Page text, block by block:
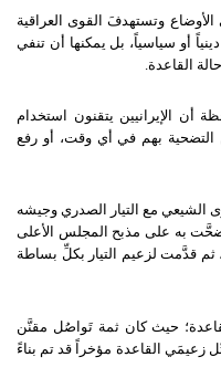
وتستهدفَ القوى العراقية
أو سياسياً، بل يمكنها أن تنفي
القاعدة.
أن الإيرانيين يتقنون استخدام
التضحية بهم في أي وقت، أو رفع
مع التيار الصدري وجيشه
به على مذبح المجلس الأعلى
ثم قدَّمت لزعيم التيار بكلِّ بساطة
حيث كان ثمة تَواصُل مقنَّن
زعيمَي القاعدة مؤخراً قد تم بناءً